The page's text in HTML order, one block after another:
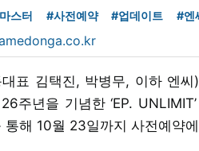
스터 #사전예약 #업데이트 #엔
표 김택진, 박병무, 이하 엔
주년을 기념한 ‘EP.
통해 10월 23일까지 사전예약